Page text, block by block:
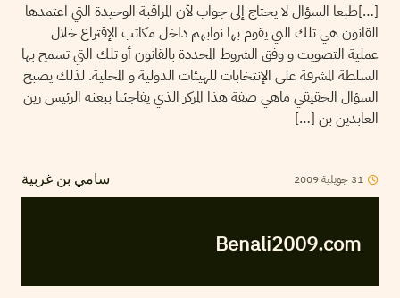
[…]طبعا السؤال لا يحتاج إلى جواب لأن المراقبة الوحيدة التي اعتمدها
القانون هي تلك التي يقوم بها نوابهم داخل مكاتب الإقتراع خلال
عملية التصويت و وفق الشروط المحددة بالقانون أو تلك التي تسمح بها
السلطة المشرفة على الإنتخابات للهيئات الدولية و المحلية. لذلك يصبح
السؤال الحقيقي ماهي صفة هذا المركز الذي يفاجئنا ببعثه الرئيس زين
العابدين بن […]
سامي بن غربية 31 جويلية2009
Benali2009.com